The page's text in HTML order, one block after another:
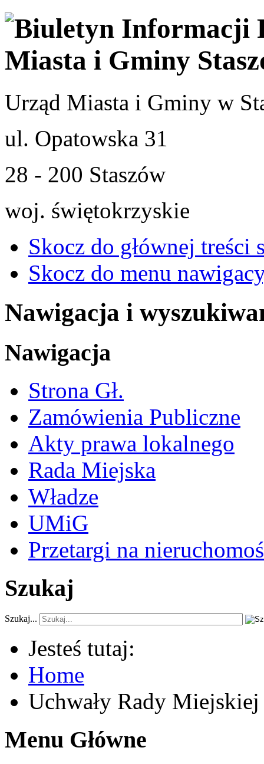
Urząd Miasta i Gminy w
ul. Opatowska 31
28 - 200 Staszów
woj. świętokrzyskie
Skocz do głównej treści
Skocz do menu
Nawigacja i
Nawigacja
Strona Gł.
Zamówienia Publiczne
Akty prawa lokalnego
Rada Miejska
Władze
UMiG
Przetargi na
Szukaj
Szukaj...
Jesteś tutaj:
Home
Uchwały Rady Miejskiej
Menu Główne